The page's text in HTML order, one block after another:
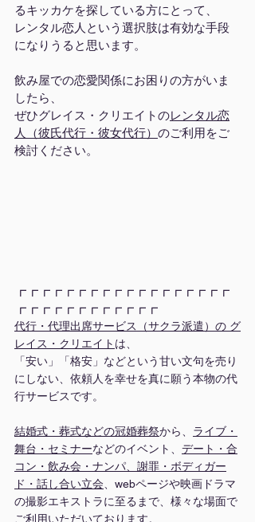
るキッカケを探している方にとって、
レンタル恋人という選択肢は有効な手段
になりうると思います。
飲み屋での恋愛関係にお困りの方がいま
したら、
ぜひグレイス・クリエイトのレンタル恋
人（彼氏代行・彼女代行） のご利用をご
検討ください。
┏┏┏┏┏┏┏┏┏┏┏┏┏┏┏┏┏┏
┏┏┏┏┏┏┏┏┏┏┏┏
代行・代理出席サービス（サクラ派遣）の グ
レイス・クリエイト は、
「安い」「格安」などという甘い文句を売り
にしない、依頼人を幸せを真に願う本物の代
行サービスです。
結婚式・葬式などの冠婚葬祭から、 ライブ・
舞台 ・ セミナーなどのイベント、 デート・合
コン・飲み会・ナンパ、謝罪・ボディガー
ド・話し合い立会 、webページや映画ドラマ
の撮影エキストラに至るまで、様々な場面で
ご利用いただいております。